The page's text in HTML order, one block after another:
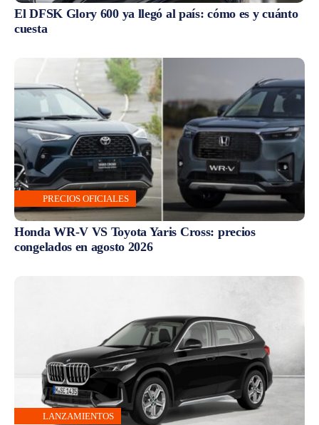
El DFSK Glory 600 ya llegó al país: cómo es y cuánto
cuesta
PRECIOS OFICIALES
Honda WR-V VS Toyota Yaris Cross: precios
congelados en agosto 2026
LANZAMIENTOS